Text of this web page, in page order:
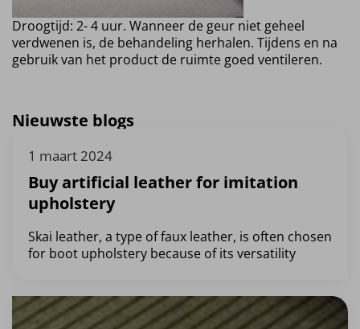
Droogtijd: 2- 4 uur. Wanneer de geur niet geheel
verdwenen is, de behandeling herhalen. Tijdens en na
gebruik van het product de ruimte goed ventileren.
Nieuwste blogs
Buy artificial leather for imitation
upholstery
1 maart 2024
Skai leather, a type of faux leather, is often chosen
for boot upholstery because of its versatility